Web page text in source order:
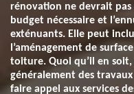
rénovation ne devrait pas
budget nécessaire et
exténuants. Elle peut
l’aménagement de
toiture. Quoi qu’il en
généralement des
faire appel aux services